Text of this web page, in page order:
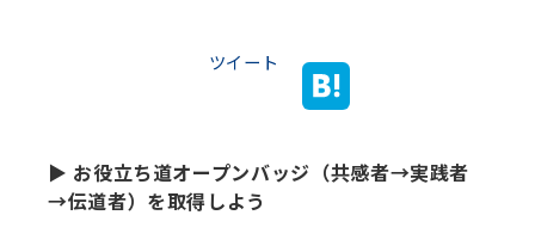
ツイート
▶ お役立ち道オープンバッジ（共感者→実践者
→伝道者）を取得しよう